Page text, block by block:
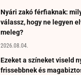
Nyári zakó férfiaknak:
válassz, hogy ne legyen
meleg?
2026.08.04.
Ezeket a színeket viseld
frissebbnek és